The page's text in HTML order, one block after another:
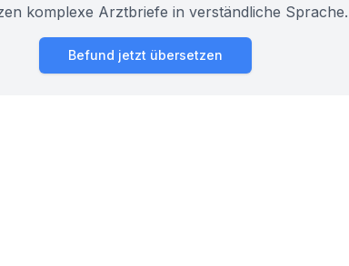
komplexe Arztbriefe in verständliche Sprache.
Befund jetzt übersetzen